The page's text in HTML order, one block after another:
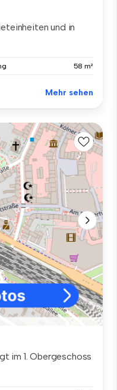
und in
58 m²
Mehr sehen
im 1. Obergeschoss